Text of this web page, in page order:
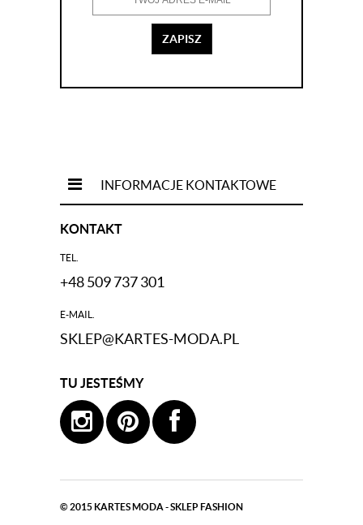
ZAPISZ
INFORMACJE KONTAKTOWE
KONTAKT
TEL.
+48 509 737 301
E-MAIL.
SKLEP@KARTES-MODA.PL
TU JESTEŚMY
© 2015 KARTES MODA - SKLEP FASHION